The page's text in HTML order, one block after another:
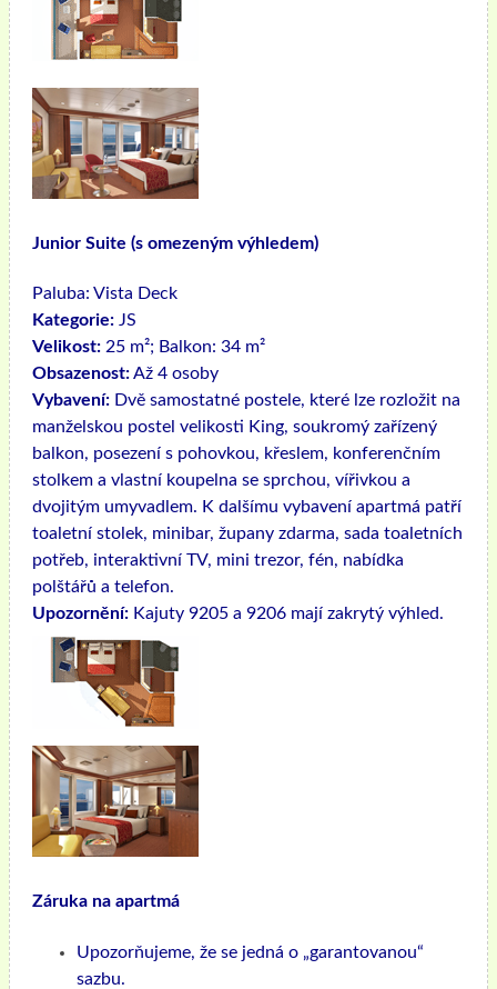
Junior Suite (s omezeným výhledem)
Paluba: Vista Deck
Kategorie: JS
Velikost: 25 m²; Balkon: 34 m²
Obsazenost:Až 4 osoby
Vybavení: Dvě samostatné postele, které lze rozložit na
manželskou postel velikosti King, soukromý zařízený
balkon, posezení s pohovkou, křeslem, konferenčním
stolkem a vlastní koupelna se sprchou, vířivkou a
dvojitým umyvadlem. K dalšímu vybavení apartmá patří
toaletní stolek, minibar, župany zdarma, sada toaletních
potřeb, interaktivní TV, mini trezor, fén, nabídka
polštářů a telefon.
Upozornění: Kajuty 9205 a 9206 mají zakrytý výhled.
Záruka na apartmá
Upozorňujeme, že se jedná o „garantovanou“
sazbu.